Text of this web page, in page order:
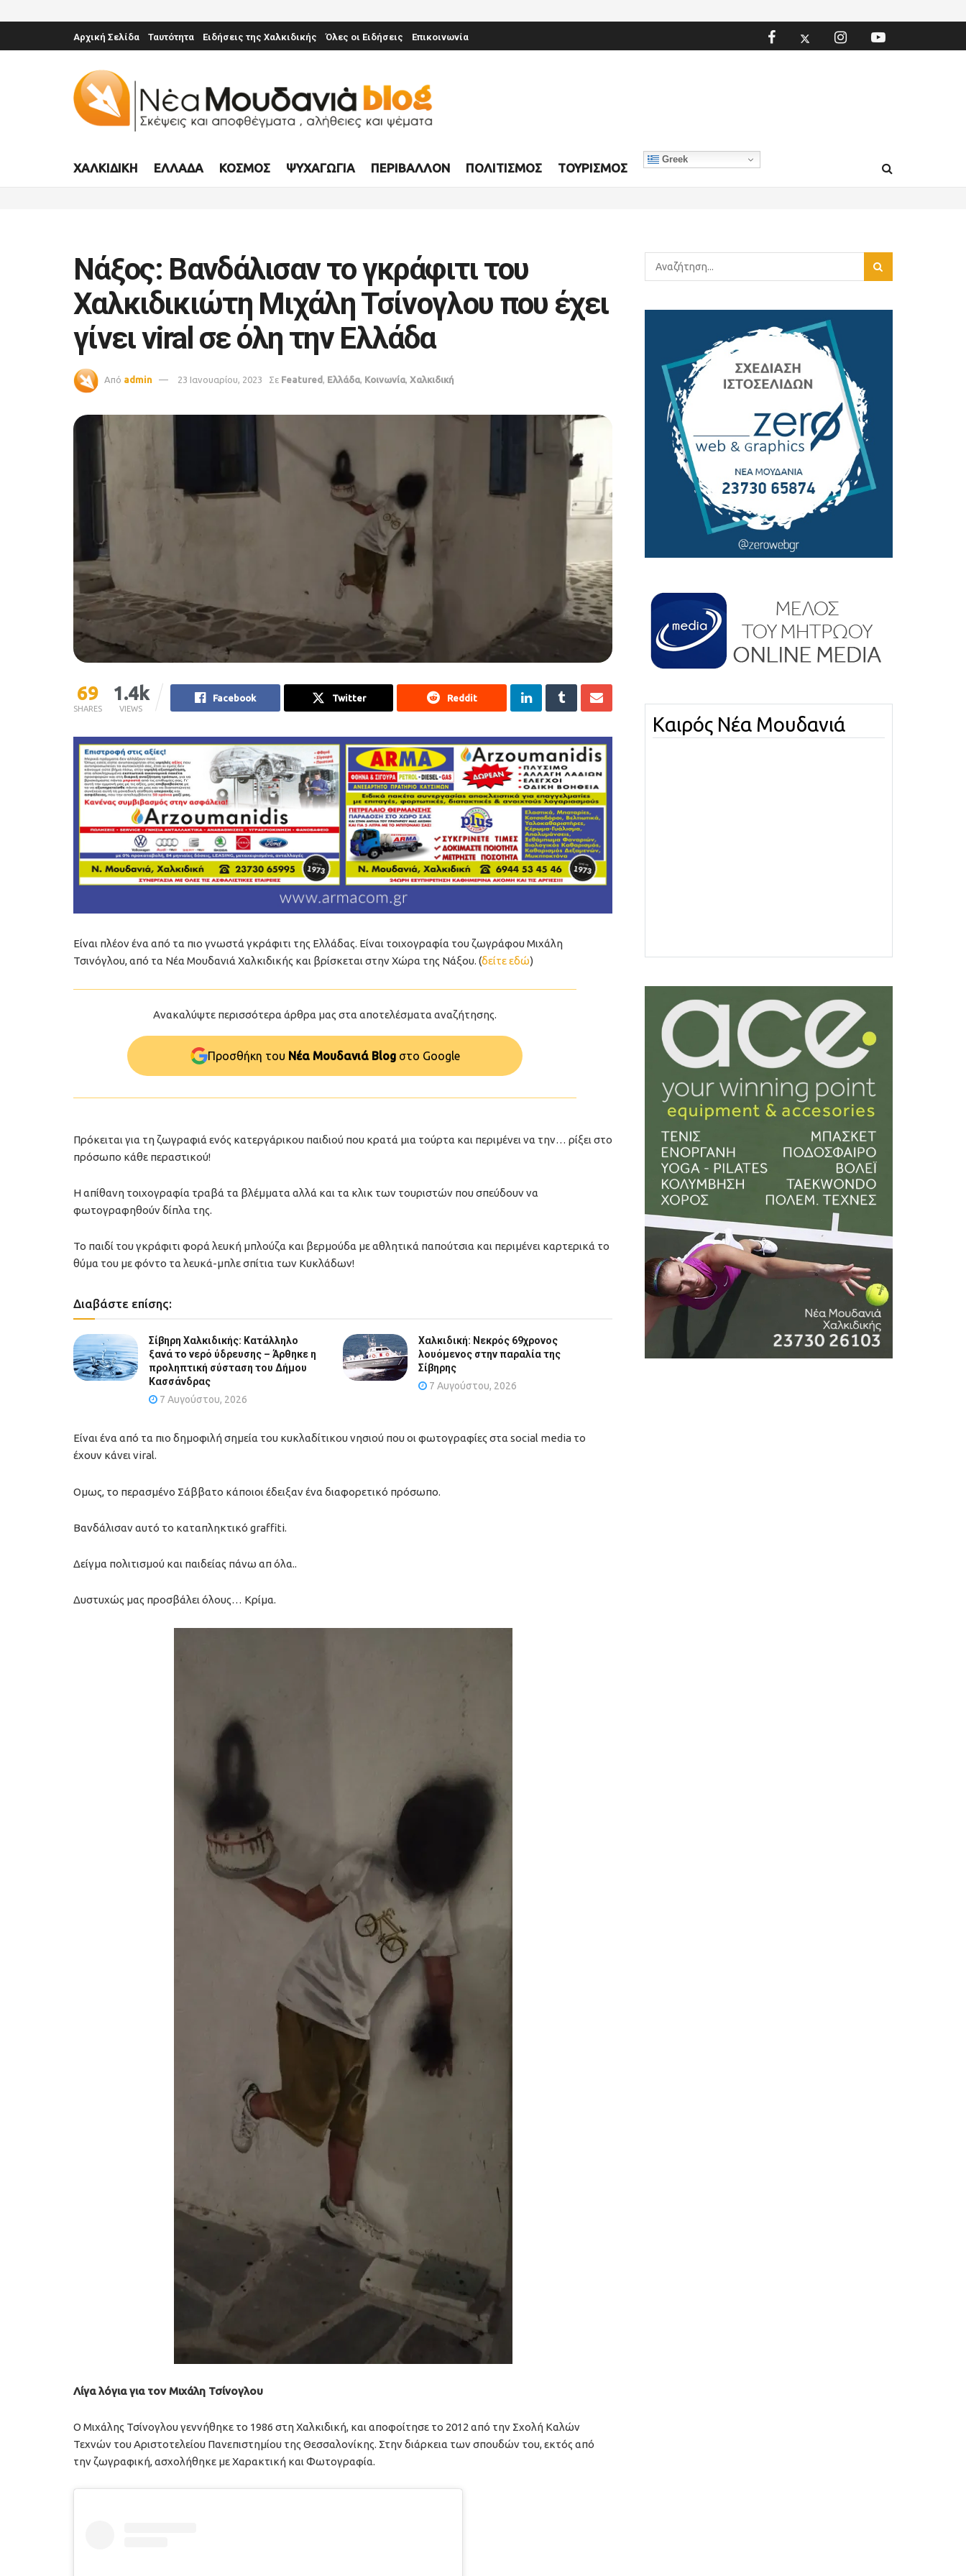
Αρχική Σελίδα Ταυτότητα Ειδήσεις της Χαλκιδικής Όλες οι Ειδήσεις Επικοινωνία
ΧΑΛΚΙΔΙΚΉ ΕΛΛΆΔΑ ΚΌΣΜΟΣ ΨΥΧΑΓΩΓΊΑ ΠΕΡΙΒΆΛΛΟΝ ΠΟΛΙΤΙΣΜΌΣ ΤΟΥΡΙΣΜΌΣ
Greek
Νάξος: Βανδάλισαν το γκράφιτι του
Χαλκιδικιώτη Μιχάλη Τσίνογλου που έχει
γίνει viral σε όλη την Ελλάδα
Από admin 23 Ιανουαρίου, 2023 Σε Featured Ελλάδα Κοινωνία Χαλκιδική
69
SHARES
1.4k
VIEWS
Facebook Twitter Reddit
Είναι πλέον ένα από τα πιο γνωστά γκράφιτι της Ελλάδας. Είναι τοιχογραφία του ζωγράφου Μιχάλη
Τσινόγλου, από τα Νέα Μουδανιά Χαλκιδικής και βρίσκεται στην Χώρα της Νάξου. (δείτε εδώ)
Ανακαλύψτε περισσότερα άρθρα μας στα αποτελέσματα αναζήτησης.
Προσθήκη του Νέα Μουδανιά Blogστo Google
Πρόκειται για τη ζωγραφιά ενός κατεργάρικου παιδιού που κρατά μια τούρτα και περιμένει να την… ρίξει στο
πρόσωπο κάθε περαστικού!
Η απίθανη τοιχογραφία τραβά τα βλέμματα αλλά και τα κλικ των τουριστών που σπεύδουν να
φωτογραφηθούν δίπλα της.
Το παιδί του γκράφιτι φορά λευκή μπλούζα και βερμούδα με αθλητικά παπούτσια και περιμένει καρτερικά το
θύμα του με φόντο τα λευκά-μπλε σπίτια των Κυκλάδων!
Διαβάστε επίσης:
Σίβηρη Χαλκιδικής: Κατάλληλο
ξανά το νερό ύδρευσης – Άρθηκε η
προληπτική σύσταση του Δήμου
Κασσάνδρας
7 Αυγούστου, 2026
Χαλκιδική: Νεκρός 69χρονος
λουόμενος στην παραλία της
Σίβηρης
7 Αυγούστου, 2026
Είναι ένα από τα πιο δημοφιλή σημεία του κυκλαδίτικου νησιού που οι φωτογραφίες στα social media το
έχουν κάνει viral.
Ομως, το περασμένο Σάββατο κάποιοι έδειξαν ένα διαφορετικό πρόσωπο.
Βανδάλισαν αυτό το καταπληκτικό graffiti.
Δείγμα πολιτισμού και παιδείας πάνω απ όλα..
Δυστυχώς μας προσβάλει όλους… Κρίμα.
Λίγα λόγια για τον Μιχάλη Τσίνογλου
Ο Μιχάλης Τσίνογλου γεννήθηκε το 1986 στη Χαλκιδική, και αποφοίτησε το 2012 από την Σχολή Καλών
Τεχνών του Αριστοτελείου Πανεπιστημίου της Θεσσαλονίκης. Στην διάρκεια των σπουδών του, εκτός από
την ζωγραφική, ασχολήθηκε με Χαρακτική και Φωτογραφία.
Καιρός Νέα Μουδανιά